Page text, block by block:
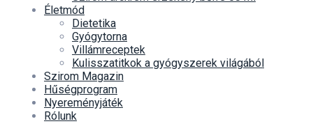
Életmód
Dietetika
Gyógytorna
Villámreceptek
Kulisszatitkok a gyógyszerek világából
Szirom Magazin
Hűségprogram
Nyereményjáték
Rólunk